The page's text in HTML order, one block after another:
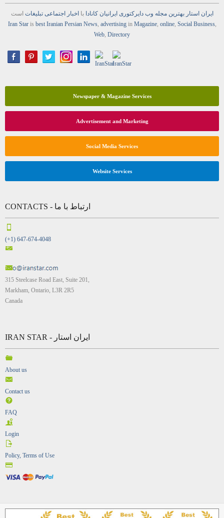
ایران استار بهترین مجله وب دایرکتوری ایرانیان کانادا بااخبار اجتماعی تبلیغات است
Iran Staris best Iranian Persian News, advertisingin Magazine, online, Social Business,
Web Directory
Newspaper & Magazine Services
Advertisement and Marketing
Social Media Services
Website Services
CONTACTS - ارتباط با ما
(+1) 647-674-4048
315 Steelcase Road East, Suite 201,
Markham, Ontario, L3R 2R5
Canada
IRAN STAR - ایران استار
About us
Contact us
FAQ
Login
Policy, Terms of Use